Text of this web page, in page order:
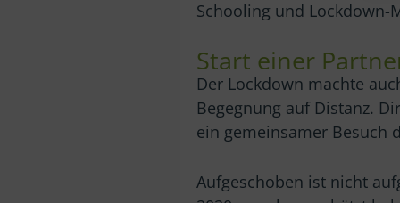
Schooling und Lockdown-
Start einer
Der Lockdown machte
Begegnung auf Distanz.
ein gemeinsamer Besuch
Aufgeschoben ist nicht